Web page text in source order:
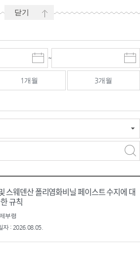
닫기
시
작
일
선
~
마
감
선
1개월 3개월
스웨덴산 폴리염화비닐 페이스트 수지에 대
규칙
부령
자 : 2026.08.05.